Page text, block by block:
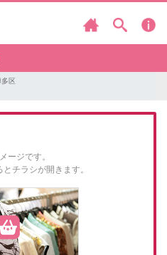
多区
ージです。
チラシが開きます。